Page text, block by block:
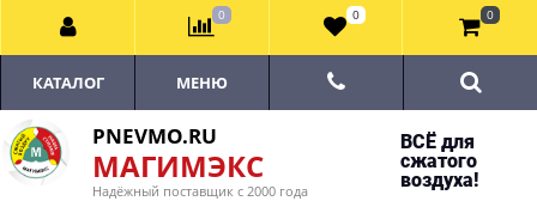
PNEVMO.RU
МАГИМЭКС
Надёжный поставщик с 2000 года
ВСЁ для
сжатого
воздуха!
КАТАЛОГ МЕНЮ
0 0 0